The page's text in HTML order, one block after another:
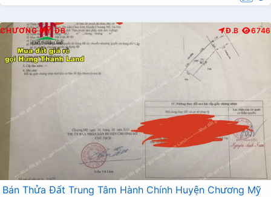
CHƯƠNG MỸ ĐB Đ.B 6746
Bán Thửa Đất Trung Tâm Hành Chính Huyện Chương Mỹ